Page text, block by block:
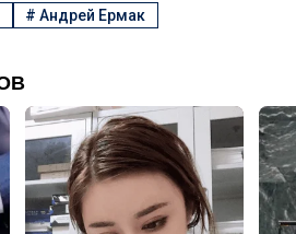
#Андрей Ермак